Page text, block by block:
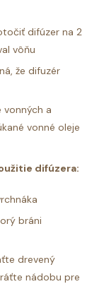
difúzer na 2
vôňu
že difuzér
vonných a
vonné oleje
difúzera:
bráni
drevený
nádobu pre